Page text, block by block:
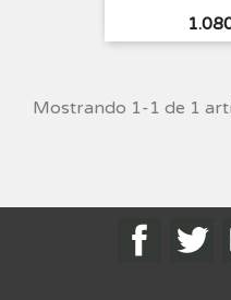
Mostrando 1-1 de 1